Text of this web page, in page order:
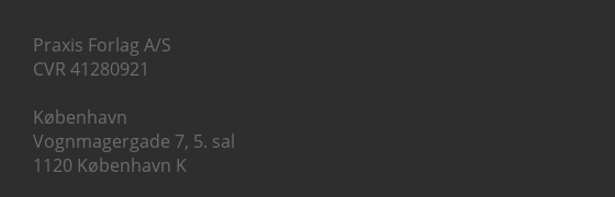
Praxis Forlag A/S
CVR 41280921
København
Vognmagergade 7, 5. sal
1120 København K